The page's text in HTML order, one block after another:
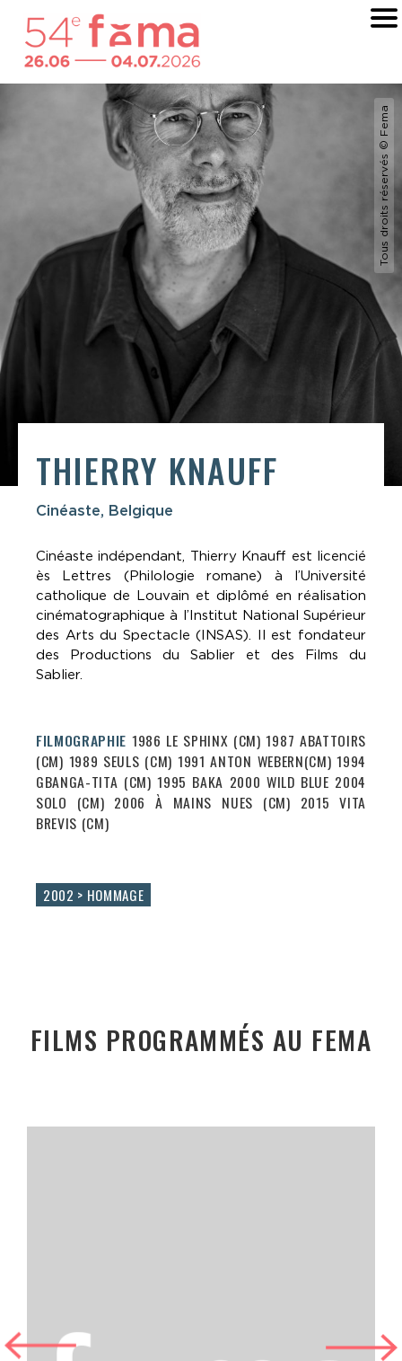
Tous droits réservés © Fema
THIERRY KNAUFF
Cinéaste, Belgique
Cinéaste indépendant, Thierry Knauff est licencié
ès Lettres (Philologie romane) à l’Université
catholique de Louvain et diplômé en réalisation
cinématographique à l’Institut National Supérieur
des Arts du Spectacle (INSAS). Il est fondateur
des Productions du Sablier et des Films du
Sablier.
FILMOGRAPHIE 1986 LE SPHINX (CM) 1987 ABATTOIRS
(CM) 1989 SEULS (CM) 1991 ANTON WEBERN(CM) 1994
GBANGA-TITA (CM) 1995 BAKA 2000 WILD BLUE 2004
SOLO (CM) 2006 À MAINS NUES (CM) 2015 VITA
BREVIS (CM)
2002 > HOMMAGE
FILMS PROGRAMMÉS AU FEMA